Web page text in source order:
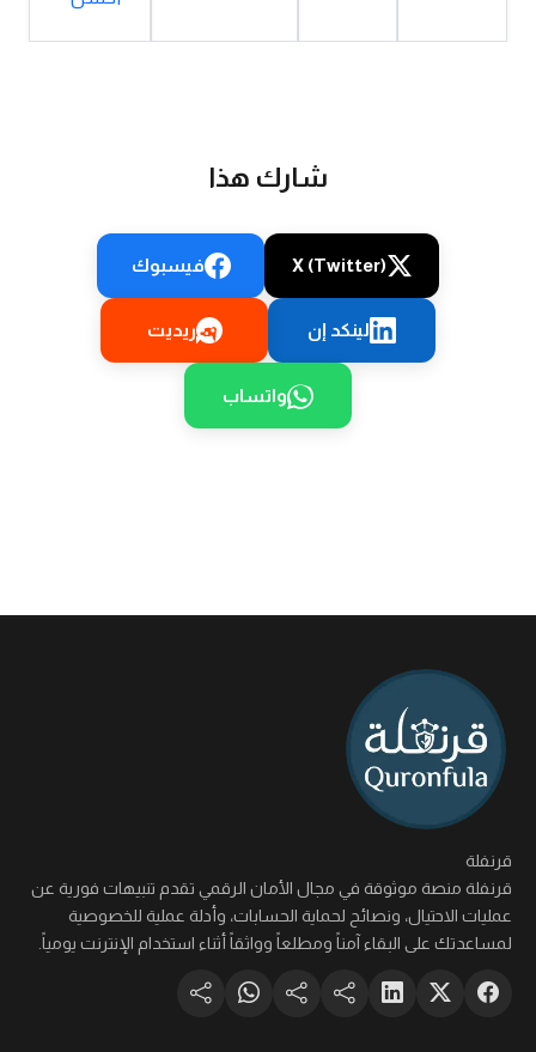
شارك هذا
X (Twitter) فيسبوك
لينكد إن ريديت
واتساب
قرنفلة
قرنفلة منصة موثوقة في مجال الأمان الرقمي تقدم تنبيهات فورية عن
عمليات الاحتيال، ونصائح لحماية الحسابات، وأدلة عملية للخصوصية
لمساعدتك على البقاء آمناً ومطلعاً وواثقاً أثناء استخدام الإنترنت يومياً.